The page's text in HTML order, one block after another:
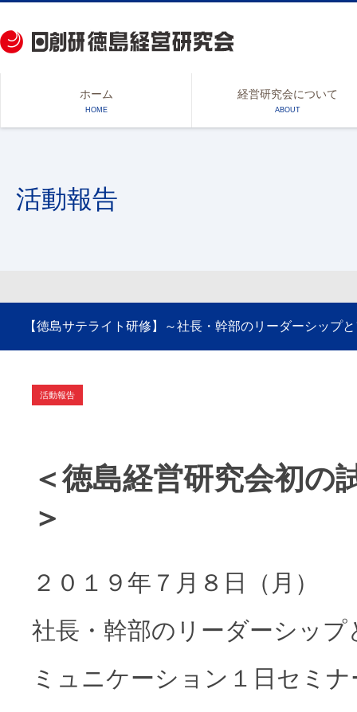
ホーム
HOME
経営研究会について
ABOUT
活動報告
【徳島サテライト研修】～社長・幹部のリーダーシップ
活動報告
＜徳島経営研究会初の
＞
２０１９年７月８日（月）
社長・幹部のリーダーシッ
ミュニケーション１日セミ